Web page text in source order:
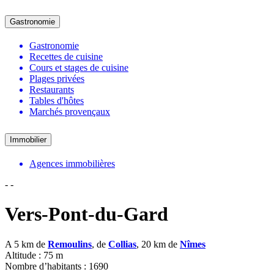
Gastronomie
Gastronomie
Recettes de cuisine
Cours et stages de cuisine
Plages privées
Restaurants
Tables d'hôtes
Marchés provençaux
Immobilier
Agences immobilières
- -
Vers-Pont-du-Gard
A 5 km de Remoulins, de Collias, 20 km de Nîmes
Altitude : 75 m
Nombre d’habitants : 1690